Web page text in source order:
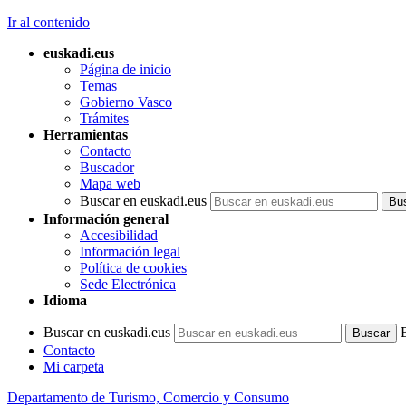
Ir al contenido
euskadi.eus
Página de inicio
Temas
Gobierno Vasco
Trámites
Herramientas
Contacto
Buscador
Mapa web
Buscar en euskadi.eus
Información general
Accesibilidad
Información legal
Política de cookies
Sede Electrónica
Idioma
Buscar en euskadi.eus
Contacto
Mi carpeta
Departamento de Turismo, Comercio y Consumo